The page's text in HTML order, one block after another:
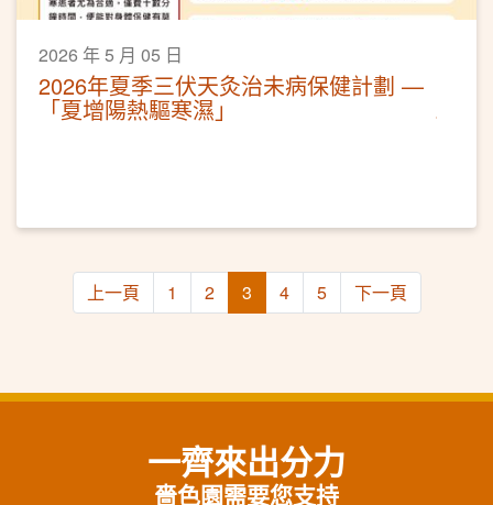
2026 年 5 月 05 日
2026年夏季三伏天灸治未病保健計劃 —
「夏增陽熱驅寒濕」
上一頁 1 2 3 4 5 下一頁
一齊來出分力
嗇色園需要您支持